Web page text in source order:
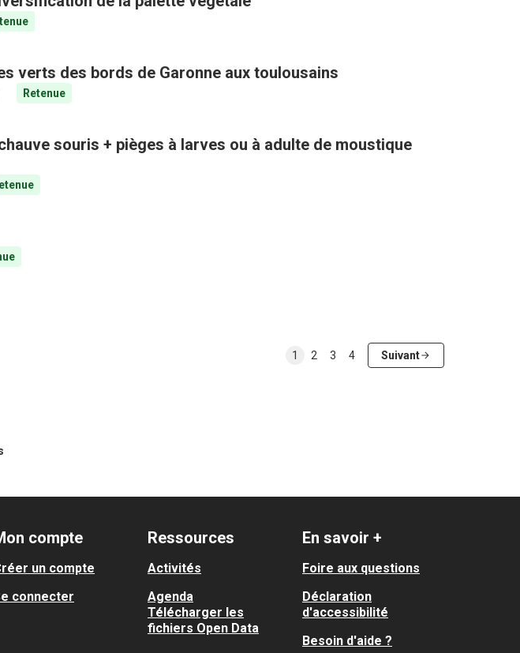
verts des bords de Garonne aux toulousains
Retenue
souris + pièges à larves ou à adulte de moustique
1 2 3 4 Suivant
compte
un compte
connecter
Ressources
Activités
Agenda
Télécharger les
fichiers Open Data
En savoir +
Foire aux questions
Déclaration
d'accessibilité
Besoin d'aide ?